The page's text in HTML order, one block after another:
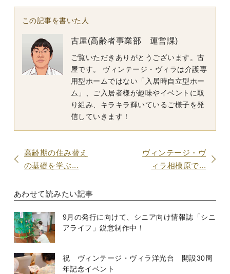
この記事を書いた人
古屋(高齢者事業部 運営課)
ご覧いただきありがとうございます。古
屋です。 ヴィンテージ・ヴィラは介護専
用型ホームではない「入居時自立型ホー
ム」、ご入居者様が趣味やイベントに取
り組み、キラキラ輝いているご様子を発
信していきます！
高齢期の住み替え
の基礎を学ぶ...
ヴィンテージ・ヴ
ィラ相模原で...
あわせて読みたい記事
9月の発行に向けて、シニア向け情報誌「シニ
アライフ」鋭意制作中！
祝 ヴィンテージ・ヴィラ洋光台 開設30周
年記念イベント